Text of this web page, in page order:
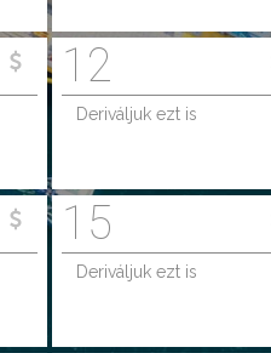
12
Deriváljuk ezt is
15
Deriváljuk ezt is